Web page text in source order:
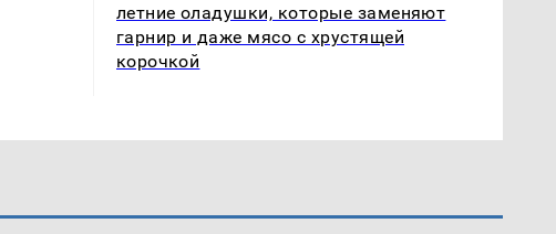
летние оладушки, которые заменяют
гарнир и даже мясо с хрустящей
корочкой